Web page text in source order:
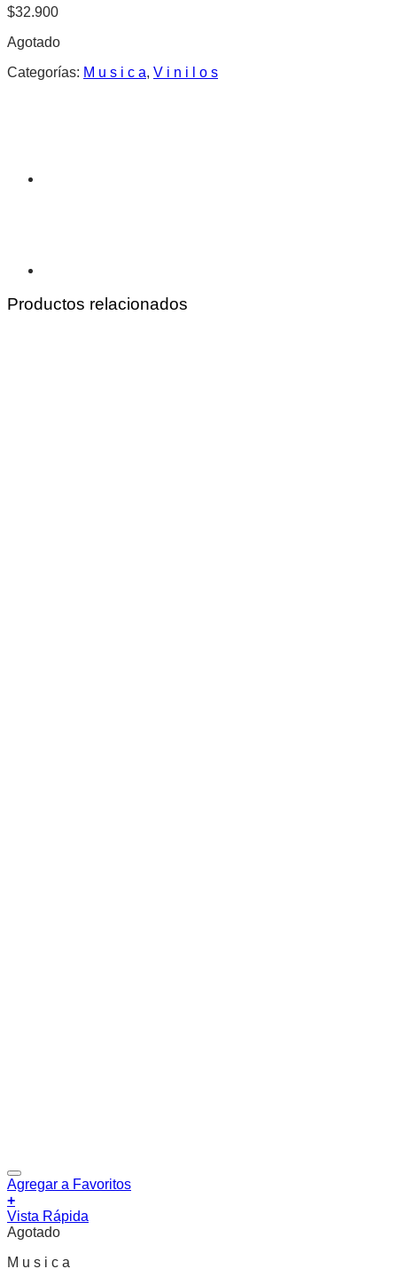
$32.900
Agotado
Categorías: M u s i c a, V i n i l o s
Productos relacionados
Agregar a Favoritos
+
Vista Rápida
Agotado
M u s i c a